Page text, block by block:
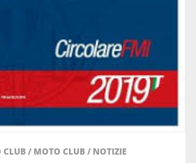
CLUB/ MOTO CLUB/ NOTIZIE